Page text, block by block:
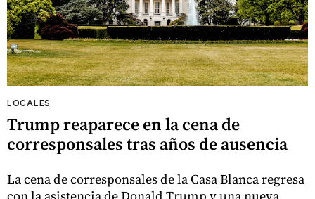
LOCALES
Trump reaparece en la cena de
corresponsales tras años de ausencia
La cena de corresponsales de la Casa Blanca regresa